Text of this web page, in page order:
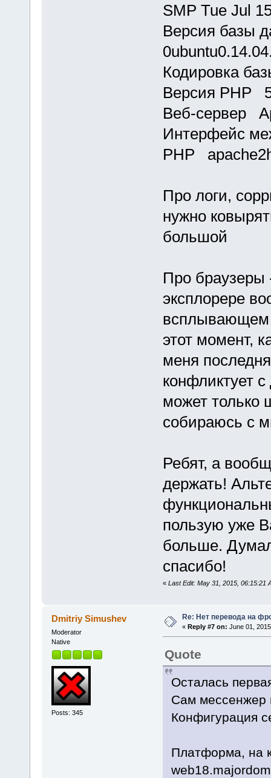
SMP Tue Jul
Версия базы
Кодировка
Версия PHP
Веб-сервер
Интерфейс
PHP
Про логи,
нужно
большой
Про браузеры
эксплорере
всплывающем
этот момент,
меня
конфликтует
может только
собираюсь с
Ребят, а
держать!
пользую уже
больше. Думал
спасибо!
« Last Edit: May 31, 2015, 06:15:21
Dmitriy Simushev
Moderator
Native
Posts: 345
Re: Нет перевода на
« Reply #7 on: June 01,
Quote
Осталась
Сам мессенжер
Конфигурация
Платформа, на